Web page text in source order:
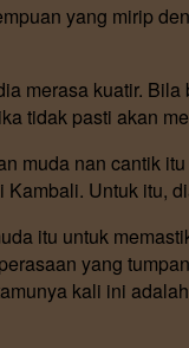
yang mirip
merasa kuatir.
tidak pasti akan
muda nan cantik
Untuk itu,
itu untuk
yang
kali ini